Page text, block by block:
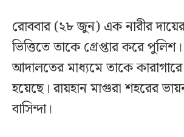
রোববার (২৮ জুন) এক নারীর
ভিত্তিতে তাকে গ্রেপ্তার করে
আদালতের মাধ্যমে তাকে
হয়েছে। রায়হান মাগুরা শহরের
বাসিন্দা।